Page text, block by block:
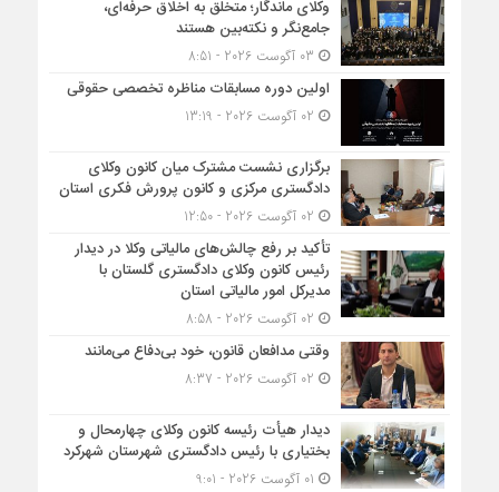
وکلای ماندگار؛ متخلق به اخلاق حرفه‌ای،
جامع‌نگر و نکته‌بین هستند
اولین دوره مسابقات مناظره تخصصی حقوقی
برگزاری نشست مشترک میان کانون وکلای
دادگستری مرکزی و کانون پرورش فکری استان
تأکید بر رفع چالش‌های مالیاتی وکلا در دیدار
رئیس کانون وکلای دادگستری گلستان با
مدیرکل امور مالیاتی استان
وقتی مدافعان قانون، خود بی‌دفاع می‌مانند
دیدار هیأت رئیسه کانون وکلای چهارمحال و
بختیاری با رئیس دادگستری شهرستان شهرکرد